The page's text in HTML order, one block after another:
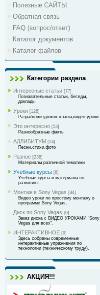
Полезные САЙТЫ
Обратная связь
FAQ (вопрос/ответ)
Каталог документов
Каталог файлов
Категории раздела
Интересные статьи [77]
Познавательные статьи, беседы,
доклады
Уроки [126]
Разработки уроков,планы,видео уроки
Это интересно [53]
Разнообразные факты
АДЛИБИТУМ [24]
Песни,стихи,фото
Разное [238]
Материалы различной тематики
Учебные курсы [8]
Учебные курсы и материалы по
развитию.
Монтаж в Sony Vegas [44]
Видео уроки по простому монтажу в
программе Sony Vegas.
Диск по Sony Vegas [0]
Заказ диска с ВИДЕО УРОКАМИ "Sony
Vegas для всех".
ИНТЕРАКТИВНОЕ [9]
Здесь собраны современные
интерактивные упражнения по
технологии (техническому труду).
АКЦИЯ!!!